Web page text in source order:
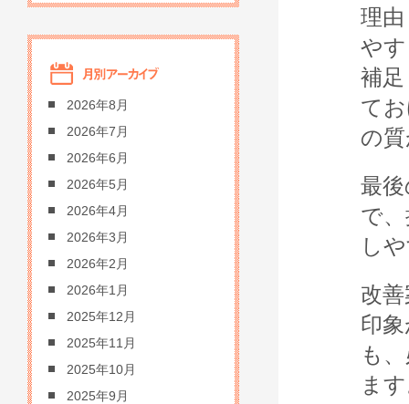
理
や
補
て
の
最
で
し
改
印
も
ま
2026年8月
2026年7月
2026年6月
2026年5月
2026年4月
2026年3月
2026年2月
2026年1月
2025年12月
2025年11月
2025年10月
2025年9月